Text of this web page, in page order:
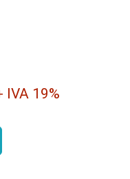
IVA 19%